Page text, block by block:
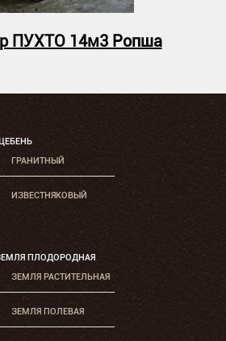
ПУХТО 14м3 Ропша
ГРАНИТНЫЙ
ИЗВЕСТНЯКОВЫЙ
ПЛОДОРОДНАЯ
ЗЕМЛЯ РАСТИТЕЛЬНАЯ
ЗЕМЛЯ ПОЛЕВАЯ